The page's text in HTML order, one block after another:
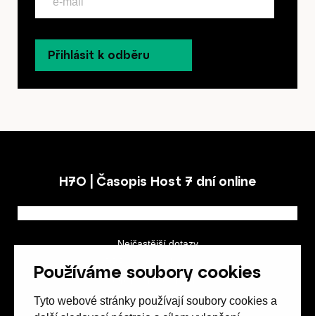
Používáme soubory cookies
Tyto webové stránky používají soubory cookies a
Přihlásit k odběru
H7O | Časopis Host 7 dní online
Nejčastější dotazy
Obchodní podmínky